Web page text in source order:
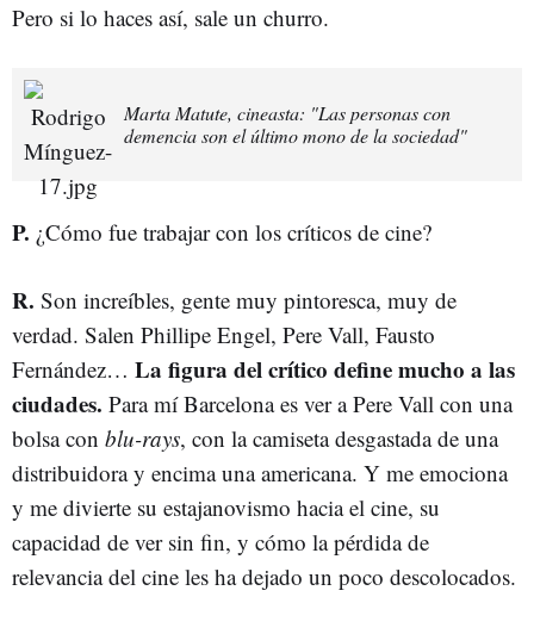
Pero si lo haces así, sale un churro.
Marta Matute, cineasta: "Las personas con
demencia son el último mono de la sociedad"
P. ¿Cómo fue trabajar con los críticos de cine?
R. Son increíbles, gente muy pintoresca, muy de
verdad. Salen Phillipe Engel, Pere Vall, Fausto
Fernández… La figura del crítico define mucho a las
ciudades. Para mí Barcelona es ver a Pere Vall con una
bolsa con blu-rays, con la camiseta desgastada de una
distribuidora y encima una americana. Y me emociona
y me divierte su estajanovismo hacia el cine, su
capacidad de ver sin fin, y cómo la pérdida de
relevancia del cine les ha dejado un poco descolocados.